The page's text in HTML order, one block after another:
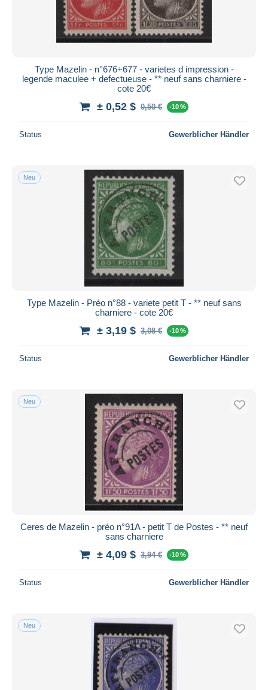
Type Mazelin - n°676+677 - varietes d impression -
legende maculee + defectueuse - ** neuf sans charniere -
cote 20€
± 0,52 $ 0,50 € -10 %
Status Gewerblicher Händler
Neu
Type Mazelin - Préo n°88 - variete petit T - ** neuf sans
charniere - cote 20€
± 3,19 $ 3,08 € -10 %
Status Gewerblicher Händler
Neu
Ceres de Mazelin - préo n°91A - petit T de Postes - ** neuf
sans charniere
± 4,09 $ 3,94 € -10 %
Status Gewerblicher Händler
Neu